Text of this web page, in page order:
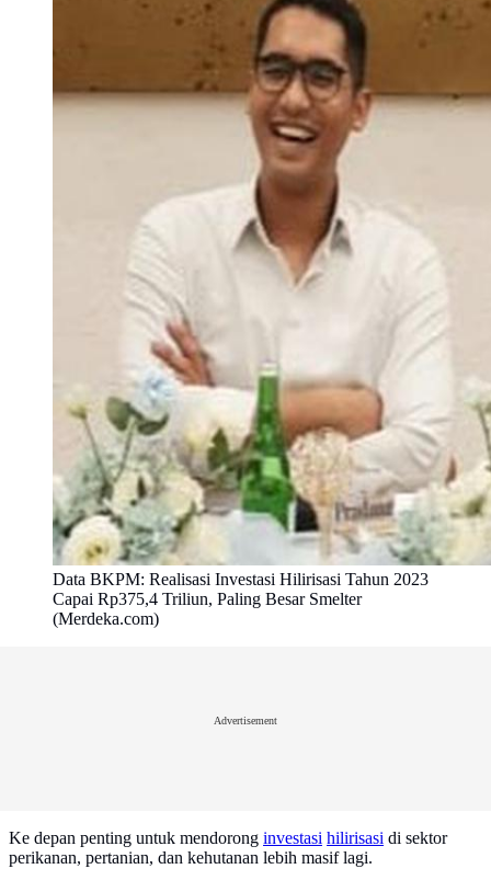
Data BKPM: Realisasi Investasi Hilirisasi Tahun 2023
Capai Rp375,4 Triliun, Paling Besar Smelter
(Merdeka.com)
Advertisement
Ke depan penting untuk mendorong investasi hilirisasi di sektor
perikanan, pertanian, dan kehutanan lebih masif lagi.